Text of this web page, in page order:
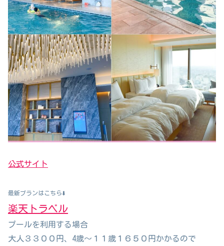
公式サイト
最新プランはこちら⬇️
楽天トラベル
プールを利用する場合
大人３３００円、4歳～１１歳１６５０円かかるので